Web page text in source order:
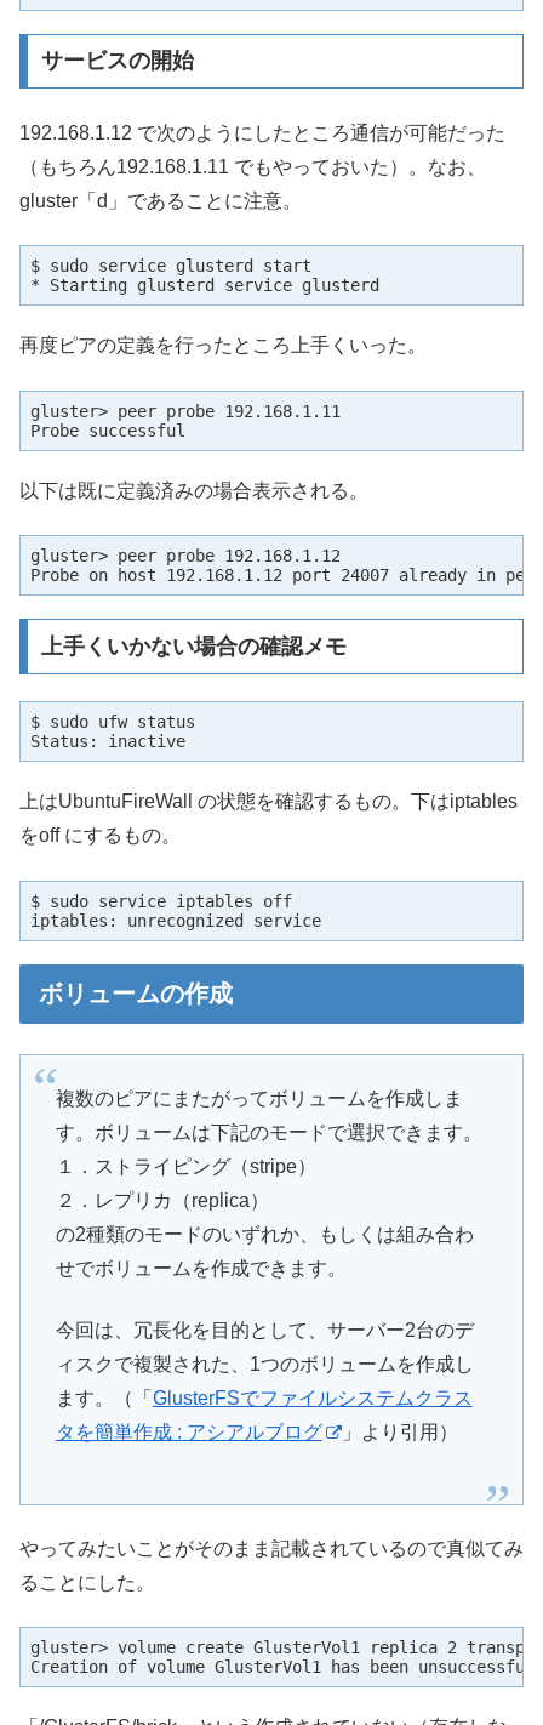
サービスの開始
192.168.1.12 で次のようにしたところ通信が可能だった
（もちろん192.168.1.11 でもやっておいた）。なお、
gluster「d」であることに注意。
$ sudo service glusterd start
* Starting glusterd service glusterd
再度ピアの定義を行ったところ上手くいった。
gluster> peer probe 192.168.1.11
Probe successful
以下は既に定義済みの場合表示される。
gluster> peer probe 192.168.1.12
Probe on host 192.168.1.12 port 24007 already in
上手くいかない場合の確認メモ
$ sudo ufw status
Status: inactive
上はUbuntuFireWall の状態を確認するもの。下はiptables
をoff にするもの。
$ sudo service iptables off
iptables: unrecognized service
ボリュームの作成
複数のピアにまたがってボリュームを作成しま
す。ボリュームは下記のモードで選択できます。
１．ストライピング（stripe）
２．レプリカ（replica）
の2種類のモードのいずれか、もしくは組み合わ
せでボリュームを作成できます。
今回は、冗長化を目的として、サーバー2台のデ
ィスクで複製された、1つのボリュームを作成し
ます。（「 GlusterFSでファイルシステムクラス
タを簡単作成 : アシアルブログ
」より引用）
やってみたいことがそのまま記載されているので真似てみ
ることにした。
gluster> volume create GlusterVol1 replica 2
Creation of volume GlusterVol1 has been unsuccessful